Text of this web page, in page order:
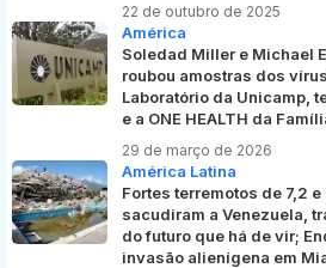
22 de outubro de 2025
América
Soledad Miller e Michael
roubou amostras dos
Laboratório da Unicamp,
e a ONE HEALTH da
29 de março de 2026
América Latina
Fortes terremotos de 7,2
sacudiram a Venezuela,
do futuro que há de vir;
invasão alienígena em